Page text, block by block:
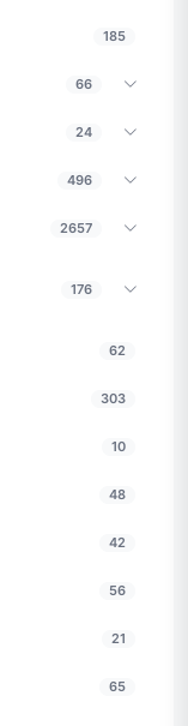
185
66
24
496
2657
176
62
303
10
48
42
56
21
65